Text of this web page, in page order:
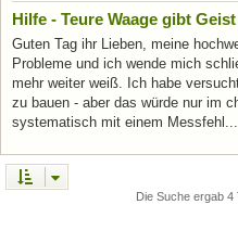
Hilfe - Teure Waage gibt
Guten Tag ihr Lieben, meine
Probleme und ich wende mich
mehr weiter weiß. Ich habe
zu bauen - aber das würde nur im
systematisch mit einem Messfehl...
Die Suche ergab 4